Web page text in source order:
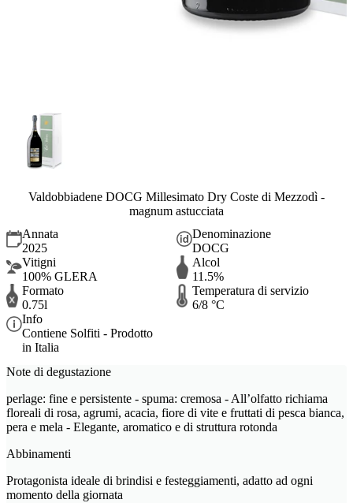
Valdobbiadene DOCG Millesimato Dry Coste di Mezzodì -
magnum astucciata
Annata
2025
Denominazione
DOCG
Vitigni
100% GLERA
Alcol
11.5%
Formato
0.75l
Temperatura di servizio
6/8 °C
Info
Contiene Solfiti - Prodotto
in Italia
Note di degustazione
perlage: fine e persistente - spuma: cremosa - All’olfatto richiama
floreali di rosa, agrumi, acacia, fiore di vite e fruttati di pesca bianca,
pera e mela - Elegante, aromatico e di struttura rotonda
Abbinamenti
Protagonista ideale di brindisi e festeggiamenti, adatto ad ogni
momento della giornata